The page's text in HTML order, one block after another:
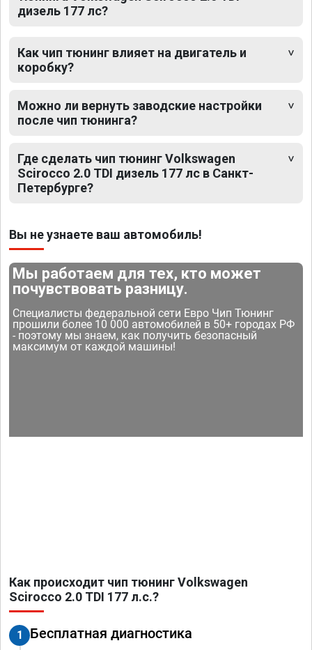
дизель 177 лс?
Как чип тюнинг влияет на двигатель и
коробку?
Можно ли вернуть заводские настройки
после чип тюнинга?
Где сделать чип тюнинг Volkswagen
Scirocco 2.0 TDI дизель 177 лс в Санкт-
Петербурге?
Вы не узнаете ваш автомобиль!
Мы работаем для тех, кто может
почувствовать разницу.
Специалисты федеральной сети Евро Чип Тюнинг
прошили более 10 000 автомобилей в 50+ городах РФ
- поэтому мы знаем, как получить безопасный
максимум от каждой машины!
Как происходит чип тюнинг Volkswagen
Scirocco 2.0 TDI 177 л.с.?
1 Бесплатная диагностика